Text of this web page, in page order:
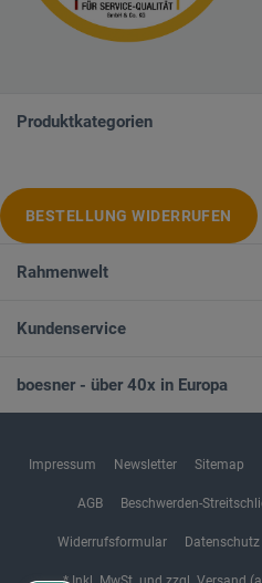
Produktkategorien
BESTELLUNG WIDERRUFEN
Rahmenwelt
Kundenservice
boesner - über 40x in Europa
Impressum Newsletter Sitemap
AGB Beschwerden-
Widerrufsformular Datenschutz